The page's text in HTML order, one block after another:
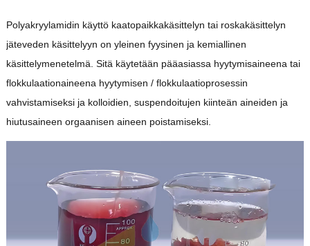
Polyakryylamidin käyttö kaatopaikkakäsittelyn tai roskakäsittelyn
jäteveden käsittelyyn on yleinen fyysinen ja kemiallinen
käsittelymenetelmä. Sitä käytetään pääasiassa hyytymisaineena tai
flokkulaationaineena hyytymisen / flokkulaatioprosessin
vahvistamiseksi ja kolloidien, suspendoitujen kiinteän aineiden ja
hiutusaineen orgaanisen aineen poistamiseksi.